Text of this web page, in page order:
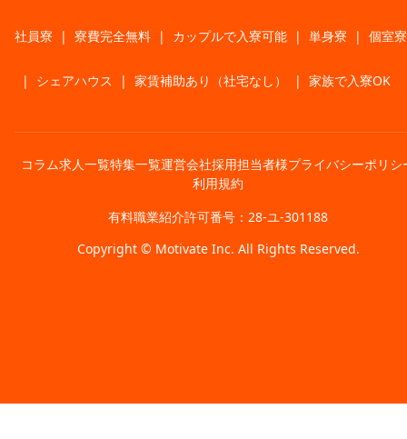
社員寮 | 寮費完全無料 | カップルで入寮可能 | 単身寮 | 個室寮
| シェアハウス | 家賃補助あり（社宅なし） | 家族で入寮OK
コラム求人一覧特集一覧運営会社採用担当者様プライバシーポリシ
利用規約
有料職業紹介許可番号：28-ユ-301188
Copyright © Motivate Inc. All Rights Reserved.